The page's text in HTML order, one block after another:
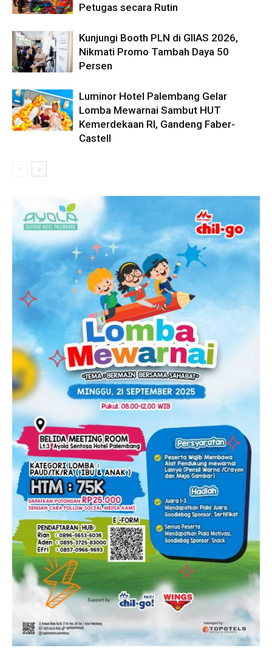
Petugas secara Rutin
Kunjungi Booth PLN di GIIAS 2026,
Nikmati Promo Tambah Daya 50
Persen
Luminor Hotel Palembang Gelar
Lomba Mewarnai Sambut HUT
Kemerdekaan RI, Gandeng Faber-
Castell